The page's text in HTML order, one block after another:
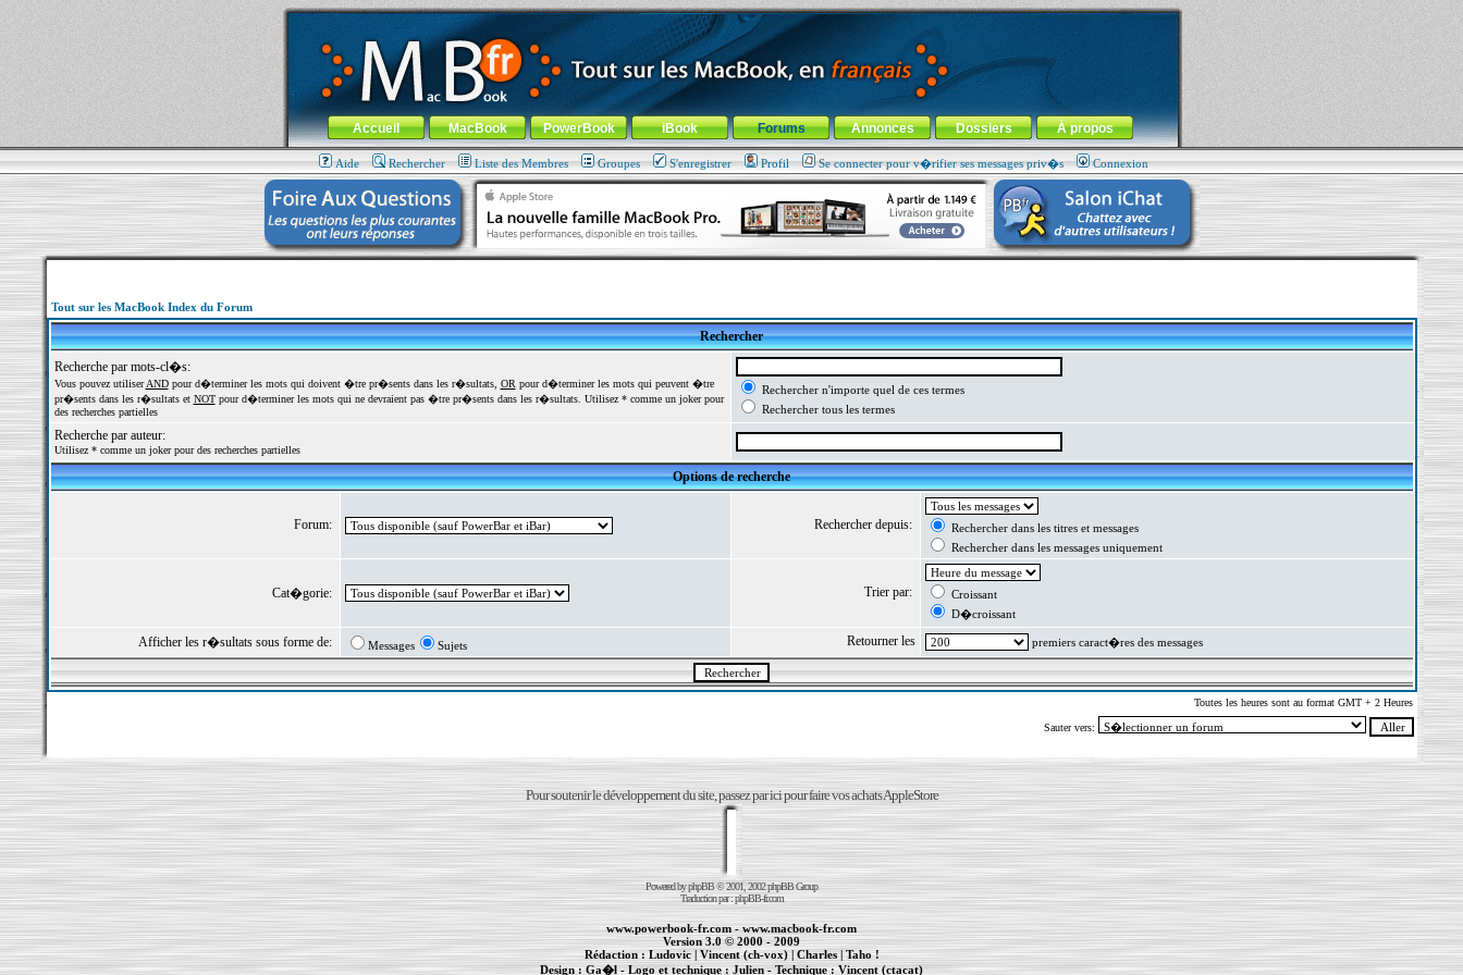
MacBook-fr.com : 100% Apple... 100% nomade !
Aller au contenu-Aller au menu général-Aller au menu de la rubrique
Menu général
Accueil MacBook PowerBook iBook Forums Annonces Dossiers À propos
Aide Rechercher Liste des Membres Groupes S'enregistrer Profil Se connecter pour v�rifier ses messages priv�s Connexion
Tout sur les MacBook Index du Forum
Rechercher
Recherche par mots-cl�s:
Vous pouvez utiliserANDpour d�terminer les mots qui doivent �tre pr�sents dans les r�sultats, OR pour d�terminer les mots qui peuvent �tre
pr�sents dans les r�sultats et NOTpour d�terminer les mots qui ne devraient pas �tre pr�sents dans les r�sultats. Utilisez * comme un joker pour
des recherches partielles
Rechercher n'importe quel de ces termes
Rechercher tous les termes
Recherche par auteur:
Utilisez * comme un joker pour des recherches partielles
Options de recherche
Forum: Rechercher depuis:
Rechercher dans les titres et messages
Rechercher dans les messages uniquement
Cat�gorie: Trier par:
Croissant
D�croissant
Afficher les r�sultats sous forme de: Messages Sujets Retourner les premiers caract�res des messages
Toutes les heures sont au format GMT + 2 Heures
Sauter vers:
Pour soutenir le développement du site, passez par ici pour faire vos achats AppleStore
Powered byphpBB© 2001, 2002 phpBB Group
Traduction par :phpBB-fr.com
www.powerbook-fr.com-www.macbook-fr.com
Version 3.0 © 2000 - 2009
Rédaction :Ludovic| Vincent (ch-vox)|Charles| Taho !
Design : Ga�l - Logo et technique : Julien - Technique :Vincent (ctacat)